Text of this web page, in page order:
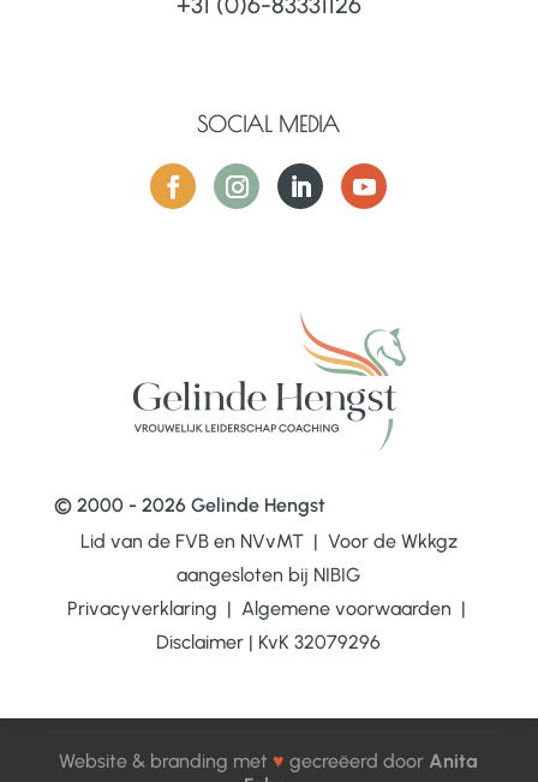
SOCIAL MEDIA
© 2000 - 2026 Gelinde Hengst
Lid van de FVB en NVvMT | Voor de Wkkgz
aangesloten bij NIBIG
Privacyverklaring | Algemene voorwaarden |
Disclaimer | KvK 32079296
Website & branding met ♥ gecreëerd door Anita